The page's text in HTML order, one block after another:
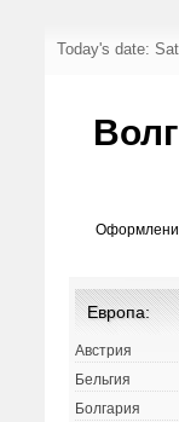
Today's date:
Европа:
Австрия
Бельгия
Болгария